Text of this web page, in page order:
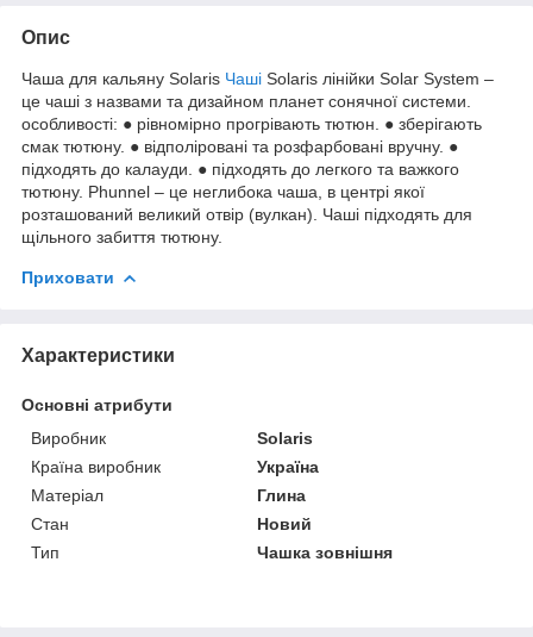
Опис
Чаша для кальяну Solaris Чаші Solaris лінійки Solar System –
це чаші з назвами та дизайном планет сонячної системи.
особливості: ● рівномірно прогрівають тютюн. ● зберігають
смак тютюну. ● відполіровані та розфарбовані вручну. ●
підходять до калауди. ● підходять до легкого та важкого
тютюну. Phunnel – це неглибока чаша, в центрі якої
розташований великий отвір (вулкан). Чаші підходять для
щільного забиття тютюну.
Приховати
Характеристики
Основні атрибути
Виробник
Solaris
Країна виробник
Україна
Матеріал
Глина
Стан
Новий
Тип
Чашка зовнішня